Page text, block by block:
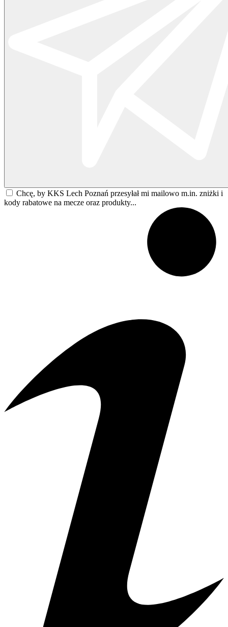
Chcę, by KKS Lech Poznań przesyłał mi mailowo m.in. zniżki i
kody rabatowe na mecze oraz produkty...